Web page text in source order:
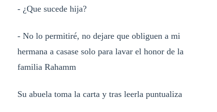
- ¿Que sucede hija?
- No lo permitiré, no dejare que obliguen a mi
hermana a casase solo para lavar el honor de la
familia Rahamm
Su abuela toma la carta y tras leerla puntualiza